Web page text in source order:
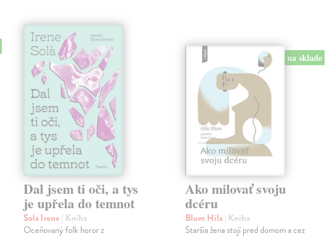
Dal jsem ti oči, a tys
je upřela do temnot
Sola Irene | Kniha
Oceňovaný folk horor z
na sklade
Ako milovať svoju
dcéru
Blum Hila| Kniha
Staršia žena stojí pred domom a cez